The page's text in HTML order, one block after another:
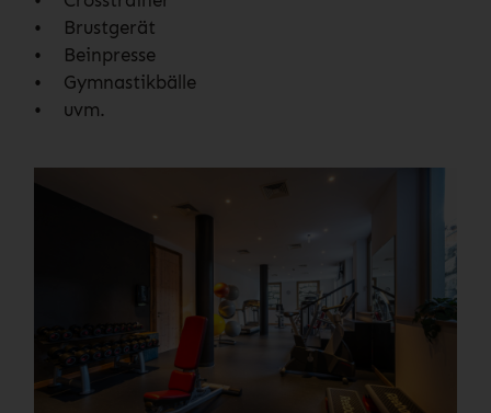
• Brustgerät
• Beinpresse
• Gymnastikbälle
• uvm.